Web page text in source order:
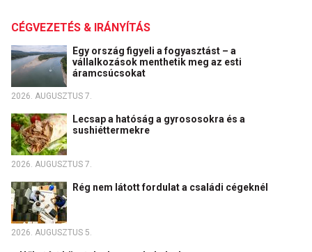
CÉGVEZETÉS & IRÁNYÍTÁS
Egy ország figyeli a fogyasztást – a
vállalkozások menthetik meg az esti
áramcsúcsokat
2026. AUGUSZTUS 7.
Lecsap a hatóság a gyrososokra és a
sushiéttermekre
2026. AUGUSZTUS 7.
Rég nem látott fordulat a családi cégeknél
2026. AUGUSZTUS 5.